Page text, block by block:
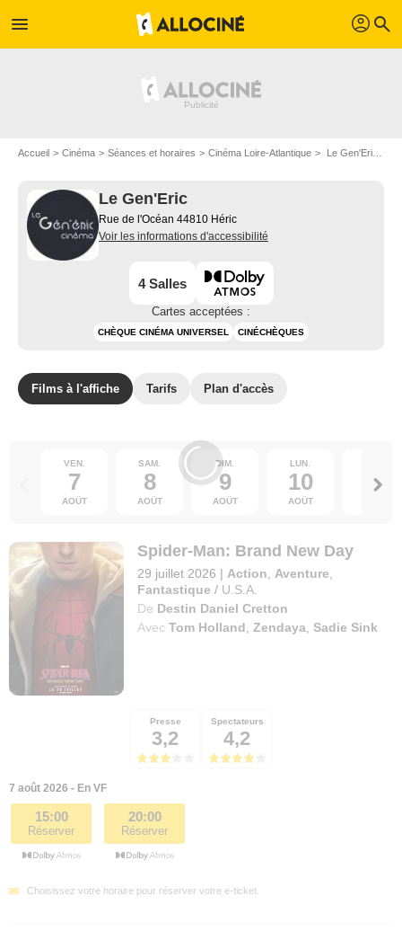
menu profil search
Accueil Cinéma Séances et horaires Cinéma Loire-Atlantique Le Gen'Eric à Héric
Le Gen'Eric
Rue de l'Océan 44810 Héric
Voir les informations d'accessibilité
4 Salles
Cartes acceptées :
CHÈQUE CINÉMA UNIVERSEL CINÉCHÈQUES
Films à l'affiche Tarifs Plan d'accès
VEN.
7
AOÛT
SAM.
8
AOÛT
DIM.
9
AOÛT
LUN.
10
AOÛT
11
Spider-Man: Brand New Day
29 juillet 2026 | Action Aventure
Fantastique / U.S.A.
De Destin Daniel Cretton
Avec Tom Holland ,Zendaya ,Sadie Sink
Presse
3,2
Spectateurs
4,2
7 août 2026 - En VF
15:00
Réserver
20:00
Réserver
Choisissez votre horaire pour réserver votre e-ticket.